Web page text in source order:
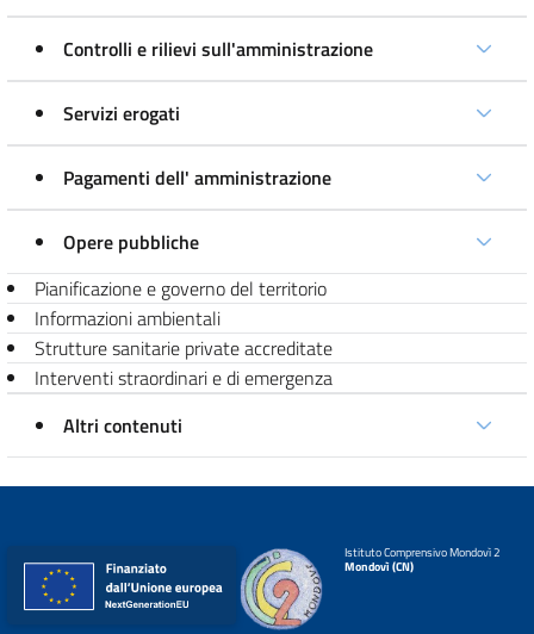
Controlli e rilievi sull'amministrazione
Servizi erogati
Pagamenti dell' amministrazione
Opere pubbliche
Pianificazione e governo del territorio
Informazioni ambientali
Strutture sanitarie private accreditate
Interventi straordinari e di emergenza
Altri contenuti
Istituto Comprensivo Mondovì 2
Mondovì (CN)